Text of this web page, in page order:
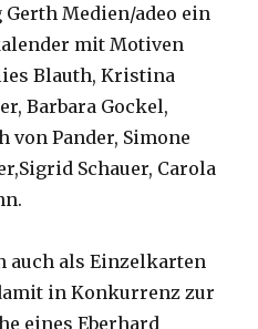
Medien/adeo ein
mit Motiven
Blauth, Kristina
Barbara Gockel,
von Pander, Simone
Schauer, Carola
auch als Einzelkarten
in Konkurrenz zur
eines Eberhard